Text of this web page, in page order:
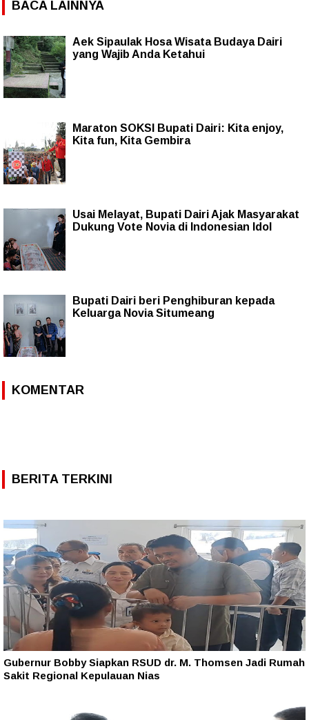
BACA LAINNYA
Aek Sipaulak Hosa Wisata Budaya Dairi
yang Wajib Anda Ketahui
Maraton SOKSI Bupati Dairi: Kita enjoy,
Kita fun, Kita Gembira
Usai Melayat, Bupati Dairi Ajak Masyarakat
Dukung Vote Novia di Indonesian Idol
Bupati Dairi beri Penghiburan kepada
Keluarga Novia Situmeang
KOMENTAR
BERITA TERKINI
Gubernur Bobby Siapkan RSUD dr. M. Thomsen Jadi Rumah
Sakit Regional Kepulauan Nias